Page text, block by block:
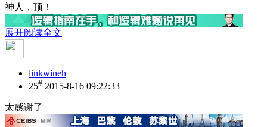
神人，顶！
展开阅读全文
linkwineh
25# 2015-8-16 09:22:33
太感谢了